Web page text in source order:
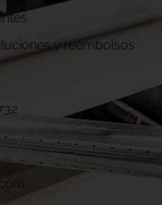
y reembolsos